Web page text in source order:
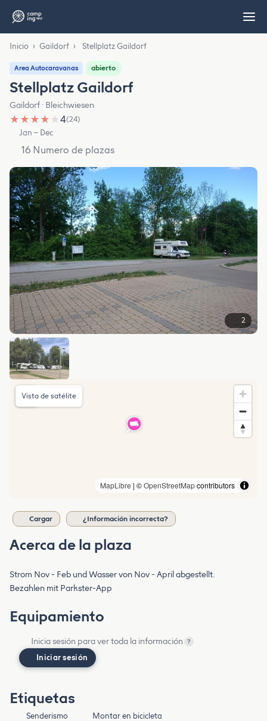
Inicio › Gaildorf › Stellplatz Gaildorf
Area Autocaravanas abierto
Stellplatz Gaildorf
Gaildorf · Bleichwiesen
★ ★ ★ ★ ★4(24)
Jan – Dec
16 Numero de plazas
2
MapLibre | ©OpenStreetMapcontributors
Vista de satélite
Cargar ¿Información incorrecta?
Acerca de la plaza
Strom Nov - Feb und Wasser von Nov - April abgestellt.
Bezahlen mit Parkster-App
Equipamiento
Inicia sesión para ver toda la información ?
Iniciar sesión
Etiquetas
Senderismo Montar en bicicleta